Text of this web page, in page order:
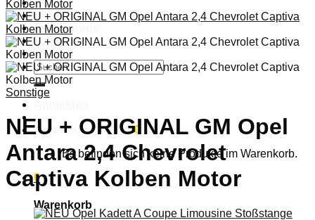
Home
Shop
Teileanfrage
Teileliste
Suchen
nach:
Warenkorb / 0,00€ 0
Es befinden sich keine Produkte im Warenkorb.
0
Warenkorb
Sonstige
NEU + ORIGINAL GM Opel
Antara 2,4 Chevrolet
Captiva Kolben Motor